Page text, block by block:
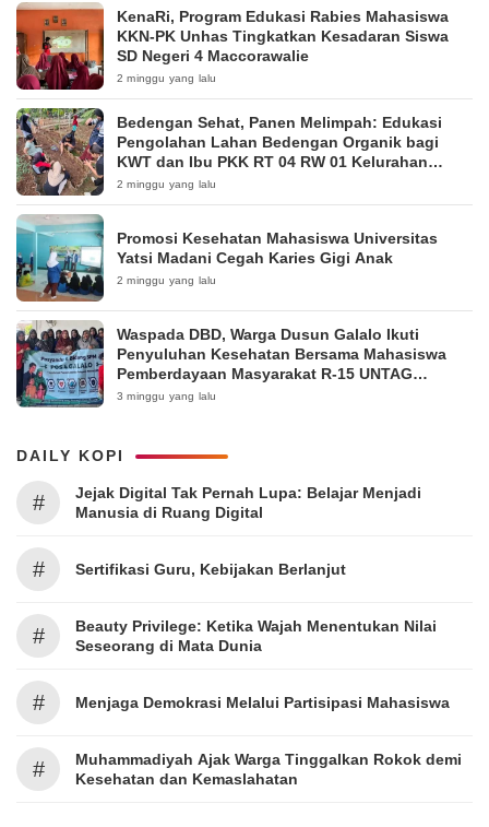
KenaRi, Program Edukasi Rabies Mahasiswa
KKN-PK Unhas Tingkatkan Kesadaran Siswa
SD Negeri 4 Maccorawalie
2 minggu yang lalu
Bedengan Sehat, Panen Melimpah: Edukasi
Pengolahan Lahan Bedengan Organik bagi
KWT dan Ibu PKK RT 04 RW 01 Kelurahan
Pakintelan
2 minggu yang lalu
Promosi Kesehatan Mahasiswa Universitas
Yatsi Madani Cegah Karies Gigi Anak
2 minggu yang lalu
Waspada DBD, Warga Dusun Galalo Ikuti
Penyuluhan Kesehatan Bersama Mahasiswa
Pemberdayaan Masyarakat R-15 UNTAG
Surabaya 2026
3 minggu yang lalu
DAILY KOPI
#
Jejak Digital Tak Pernah Lupa: Belajar Menjadi
Manusia di Ruang Digital
# Sertifikasi Guru, Kebijakan Berlanjut
#
Beauty Privilege: Ketika Wajah Menentukan Nilai
Seseorang di Mata Dunia
# Menjaga Demokrasi Melalui Partisipasi Mahasiswa
#
Muhammadiyah Ajak Warga Tinggalkan Rokok demi
Kesehatan dan Kemaslahatan